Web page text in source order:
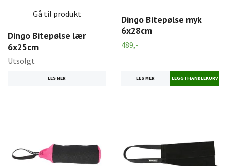
Gå til produkt
Dingo Bitepølse lær
6x25cm
Utsolgt
LES MER
Dingo Bitepølse myk
6x28cm
489,-
LES MER